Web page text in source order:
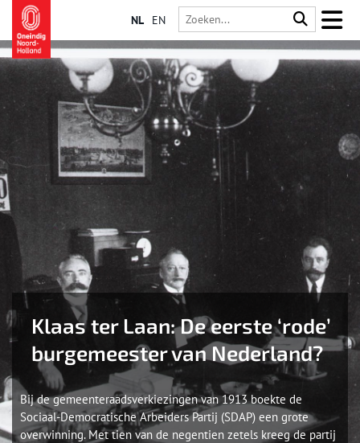
NL EN
Klaas ter Laan: De eerste ‘rode’
burgemeester van Nederland?
Bij de gemeenteraadsverkiezingen van 1913 boekte de
Sociaal-Democratische Arbeiders Partij (SDAP) een grote
overwinning. Met tien van de negentien zetels kreeg de partij